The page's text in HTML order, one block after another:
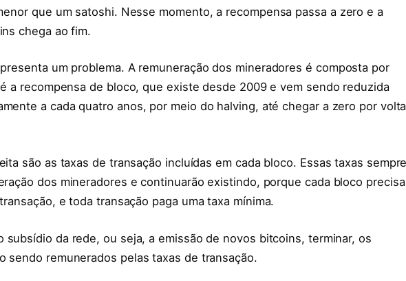
que um satoshi. Nesse momento, a recompensa passa a zero e a
chega ao fim.
um problema. A remuneração dos mineradores é composta por
a recompensa de bloco, que existe desde 2009 e vem sendo reduzida
a cada quatro anos, por meio do halving, até chegar a zero por volta
são as taxas de transação incluídas em cada bloco. Essas taxas sempre
dos mineradores e continuarão existindo, porque cada bloco precisa
e toda transação paga uma taxa mínima.
subsídio da rede, ou seja, a emissão de novos bitcoins, terminar, os
sendo remunerados pelas taxas de transação.